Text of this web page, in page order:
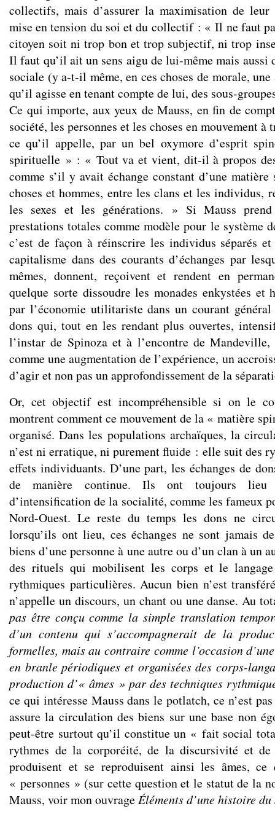
collectifs, mais d’assurer la maximisation de
mise en tension du soi et du collectif : « Il ne faut
citoyen soit ni trop bon et trop subjectif, ni trop
Il faut qu’il ait un sens aigu de lui-même mais aussi
sociale (y a-t-il même, en ces choses de morale,
qu’il agisse en tenant compte de lui, des sous-
Ce qui importe, aux yeux de Mauss, en fin de
société, les personnes et les choses en mouvement
ce qu’il appelle, par un bel oxymore d’esprit
spirituelle » : « Tout va et vient, dit-il à propos
comme s’il y avait échange constant d’une
choses et hommes, entre les clans et les individus,
les sexes et les générations. » Si Mauss prend
prestations totales comme modèle pour le système
c’est de façon à réinscrire les individus séparés
capitalisme dans des courants d’échanges par
mêmes, donnent, reçoivent et rendent en
quelque sorte dissoudre les monades enkystées et
par l’économie utilitariste dans un courant
dons qui, tout en les rendant plus ouvertes,
l’instar de Spinoza et à l’encontre de
comme une augmentation de l’expérience, un
d’agir et non pas un approfondissement de la
Or, cet objectif est incompréhensible si on le
montrent comment ce mouvement de la « matière
organisé. Dans les populations archaïques, la
n’est ni erratique, ni purement fluide : elle suit des
effets individuants. D’une part, les échanges de
de manière continue. Ils ont toujours lieu
d’intensification de la socialité, comme les fameux
Nord-Ouest. Le reste du temps les dons ne
lorsqu’ils ont lieu, ces échanges ne sont jamais
biens d’une personne à une autre ou d’un clan à un
des rituels qui mobilisent les corps et le
rythmiques particulières. Aucun bien n’est
n’appelle un discours, un chant ou une danse. Au
pas être conçu comme la simple translation
d’un contenu qui s’accompagnerait de la
formelles, mais au contraire comme l’occasion
en branle périodiques et organisées des corps-
production d’« âmes » par des techniques
ce qui intéresse Mauss dans le potlatch, ce n’est
assure la circulation des biens sur une base non
peut-être surtout qu’il constitue un « fait social
rythmes de la corporéité, de la discursivité et
produisent et se reproduisent ainsi les âmes,
« personnes » (sur cette question et le statut de la
Mauss, voir mon ouvrage Éléments d’une histoire